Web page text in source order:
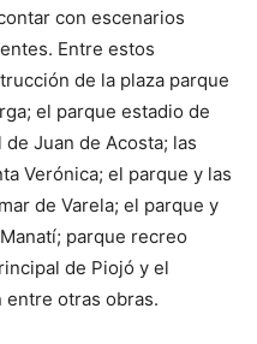
con escenarios
Entre estos
de la plaza parque
el parque estadio de
Juan de Acosta; las
Verónica; el parque y las
de Varela; el parque y
parque recreo
de Piojó y el
entre otras obras.